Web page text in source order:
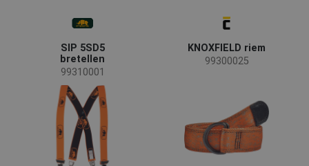
SIP 5SD5
bretellen
99310001
KNOXFIELD riem
99300025